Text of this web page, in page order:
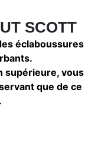
SCOTT
éclaboussures
supérieure, vous
que de ce